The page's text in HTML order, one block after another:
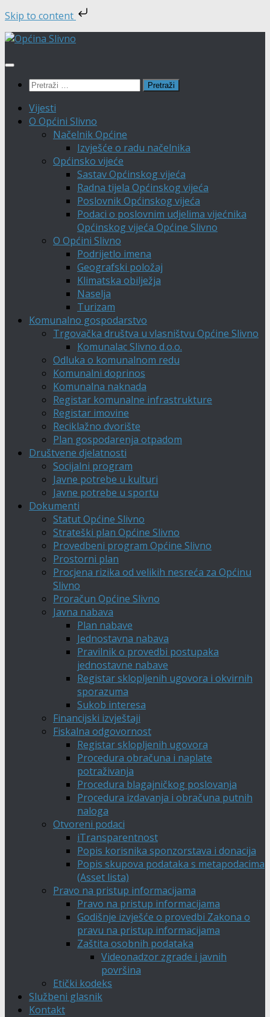
Skip to content
Skip
content
Pretraži:
Vijesti
O Općini Slivno
Načelnik Općine
Izvješće o radu načelnika
Općinsko vijeće
Sastav Općinskog vijeća
Radna tijela Općinskog vijeća
Poslovnik Općinskog vijeća
Podaci o poslovnim udjelima vijećnika
Općinskog vijeća Općine Slivno
O Općini Slivno
Podrijetlo imena
Geografski položaj
Klimatska obilježja
Naselja
Turizam
Komunalno gospodarstvo
Trgovačka društva u vlasništvu Općine Slivno
Komunalac Slivno d.o.o.
Odluka o komunalnom redu
Komunalni doprinos
Komunalna naknada
Registar komunalne infrastrukture
Registar imovine
Reciklažno dvorište
Plan gospodarenja otpadom
Društvene djelatnosti
Socijalni program
Javne potrebe u kulturi
Javne potrebe u sportu
Dokumenti
Statut Općine Slivno
Strateški plan Općine Slivno
Provedbeni program Općine Slivno
Prostorni plan
Procjena rizika od velikih nesreća za Općinu
Slivno
Proračun Općine Slivno
Javna nabava
Plan nabave
Jednostavna nabava
Pravilnik o provedbi postupaka
jednostavne nabave
Registar sklopljenih ugovora i okvirnih
sporazuma
Sukob interesa
Financijski izvještaji
Fiskalna odgovornost
Registar sklopljenih ugovora
Procedura obračuna i naplate
potraživanja
Procedura blagajničkog poslovanja
Procedura izdavanja i obračuna putnih
naloga
Otvoreni podaci
iTransparentnost
Popis korisnika sponzorstava i donacija
Popis skupova podataka s metapodacima
(Asset lista)
Pravo na pristup informacijama
Pravo na pristup informacijama
Godišnje izvješće o provedbi Zakona o
pravu na pristup informacijama
Zaštita osobnih podataka
Videonadzor zgrade i javnih
površina
Etički kodeks
Službeni glasnik
Kontakt